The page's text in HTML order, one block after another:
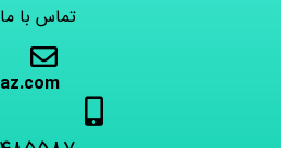
تماس با ما
sale@zibaeisaz.com